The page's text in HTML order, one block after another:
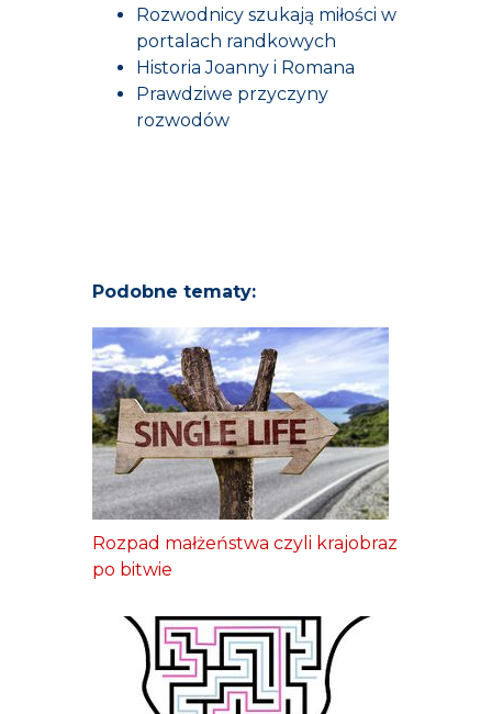
Rozwodnicy szukają miłości w
portalach randkowych
Historia Joanny i Romana
Prawdziwe przyczyny
rozwodów
Podobne tematy:
Rozpad małżeństwa czyli krajobraz
po bitwie